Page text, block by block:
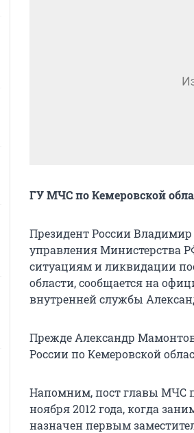
ГУ МЧС по Кемеровской
Президент России
управления Министерства
ситуациям и ликвидации
области, сообщается на
внутренней службы
Прежде Александр
России по Кемеровской
Напомним, пост главы МЧС
ноября 2012 года, когда
назначен первым